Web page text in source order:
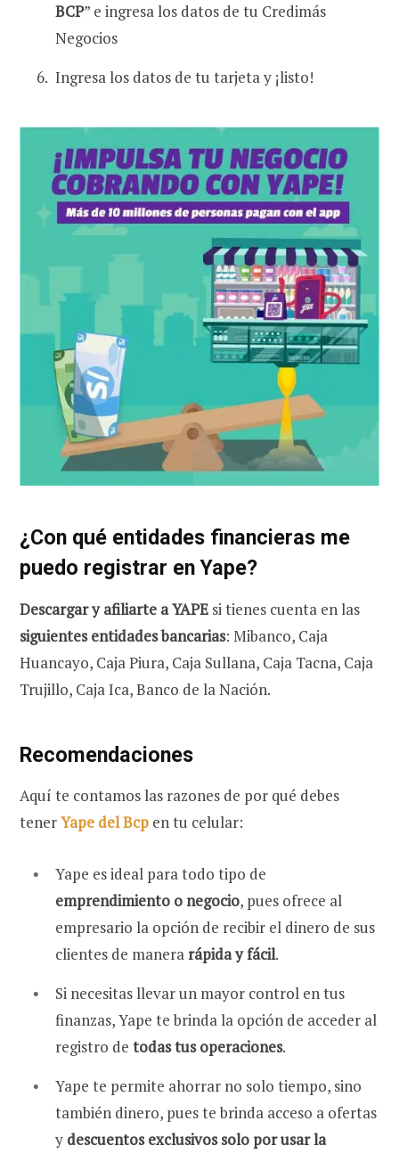
BCP” e ingresa los datos de tu Credimás
Negocios
Ingresa los datos de tu tarjeta y ¡listo!
¿Con qué entidades financieras me
puedo registrar en Yape?
Descargar y afiliarte a YAPE si tienes cuenta en las
siguientes entidades bancarias: Mibanco, Caja
Huancayo, Caja Piura, Caja Sullana, Caja Tacna, Caja
Trujillo, Caja Ica, Banco de la Nación.
Recomendaciones
Aquí te contamos las razones de por qué debes
tenerYape del Bcp en tu celular:
Yape es ideal para todo tipo de
emprendimiento o negocio, pues ofrece al
empresario la opción de recibir el dinero de sus
clientes de manera rápida y fácil.
Si necesitas llevar un mayor control en tus
finanzas, Yape te brinda la opción de acceder al
registro de todas tus operaciones.
Yape te permite ahorrar no solo tiempo, sino
también dinero, pues te brinda acceso a ofertas
y descuentos exclusivos solo por usar la